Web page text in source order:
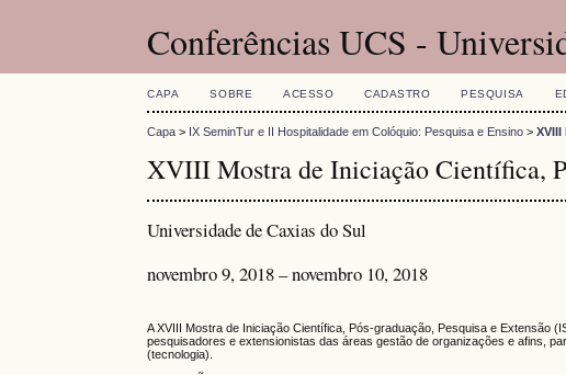
Conferências UCS -
CAPA SOBRE ACESSO CADASTRO PESQUISA
Capa > IX SeminTur e II Hospitalidade em Colóquio: Pesquisa e Ensino >
XVIII Mostra de Iniciação Científica,
Universidade de Caxias do Sul
novembro 9, 2018 – novembro 10, 2018
A XVIII Mostra de Iniciação Científica, Pós-graduação, Pesquisa e Extensão
pesquisadores e extensionistas das áreas gestão de organizações e afins,
(tecnologia).